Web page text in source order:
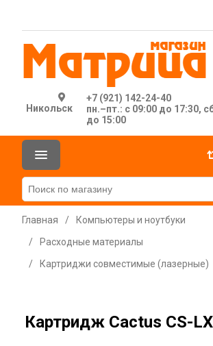
Никольск
+7 (921) 142-24-40
пн.–пт.: с 09:00 до 17:30,
до 15:00
Главная /
Компьютеры и ноутбуки
/
Расходные материалы
/
Картриджи совместимые (лазерные)
Картридж Cactus CS-